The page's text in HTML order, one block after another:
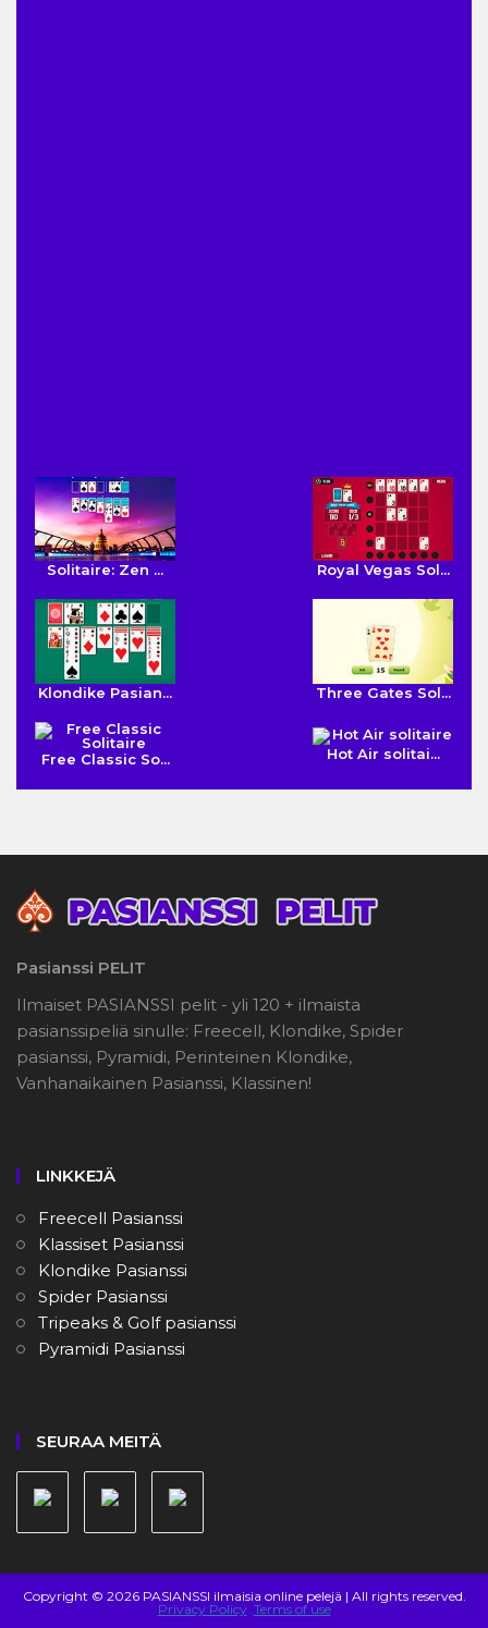
Solitaire: Zen ... Royal Vegas Sol...
Klondike Pasian... Three Gates Sol...
Free Classic So... Hot Air solitai...
Pasianssi PELIT
Ilmaiset PASIANSSI pelit - yli 120 + ilmaista
pasianssipeliä sinulle: Freecell, Klondike, Spider
pasianssi, Pyramidi, Perinteinen Klondike,
Vanhanaikainen Pasianssi, Klassinen!
LINKKEJÄ
Freecell Pasianssi
Klassiset Pasianssi
Klondike Pasianssi
Spider Pasianssi
Tripeaks & Golf pasianssi
Pyramidi Pasianssi
SEURAA MEITÄ
Copyright © 2026 PASIANSSI ilmaisia online pelejä | All rights reserved.
Privacy Policy Terms of use